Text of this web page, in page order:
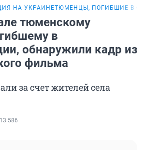
НА УКРАИНЕТЮМЕНЦЫ, ПОГИБШИЕ В
тюменскому
в
обнаружили кадр из
фильма
за счет жителей села
13 586